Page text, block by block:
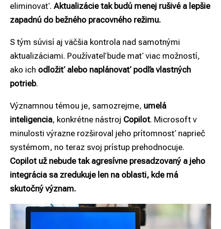
eliminovať. Aktualizácie tak budú menej rušivé a lepšie
zapadnú do bežného pracovného režimu.
S tým súvisí aj väčšia kontrola nad samotnými
aktualizáciami. Používateľ bude mať viac možností,
ako ich odložiť alebo naplánovať podľa vlastných
potrieb.
Významnou témou je, samozrejme, umelá
inteligencia, konkrétne nástroj Copilot. Microsoft v
minulosti výrazne rozširoval jeho prítomnosť naprieč
systémom, no teraz svoj prístup prehodnocuje.
Copilot už nebude tak agresívne presadzovaný a jeho
integrácia sa zredukuje len na oblasti, kde má
skutočný význam.